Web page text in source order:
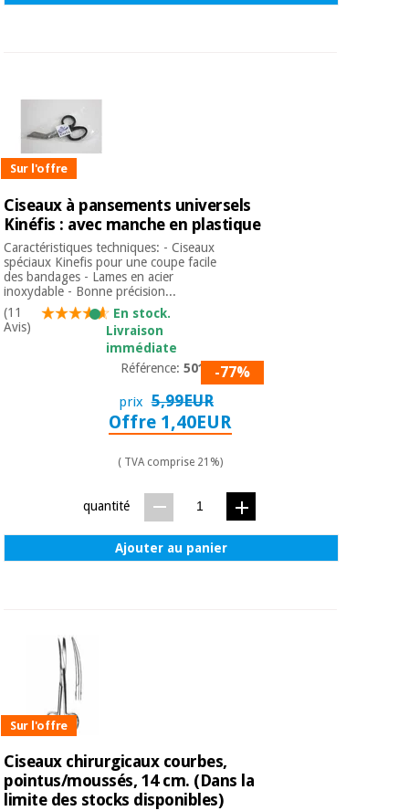
Sur l'offre
Ciseaux à pansements universels
Kinéfis : avec manche en plastique
Caractéristiques techniques: - Ciseaux
spéciaux Kinefis pour une coupe facile
des bandages - Lames en acier
inoxydable - Bonne précision...
(11
Avis)
En stock.
Livraison
immédiate
Référence:50101-77%
prix 5,99EUR
Offre 1,40EUR
( TVA comprise 21%)
quantité
Ajouter au panier
Sur l'offre
Ciseaux chirurgicaux courbes,
pointus/moussés, 14 cm. (Dans la
limite des stocks disponibles)